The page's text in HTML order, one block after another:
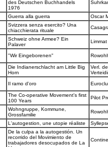
des Deutschen Buchhandels
1976
Guerra alla guerra
Oscar
Svizzera senza esercito? Una
chiacchierata rituale
Schweiz ohne Armee? Ein
Palaver
"Wir Eingeborenen"
Die Indianerschlacht am Little Big
Horn
Verl.
Il ramo d'oro
The Co-operative Movement's first
100 Years
Pilot
Wohngruppe, Kommune,
Grossfamilie
L'autogestion, une utopie réaliste
De la culpa a la autogestión. Un
recorrido del Movimiento de
trabajadores desocupados de La